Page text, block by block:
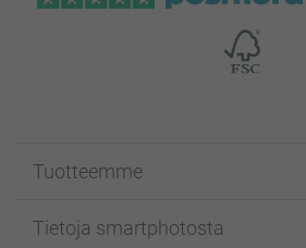
Tuotteemme
Kuvakortit
Tietoja smartphotosta